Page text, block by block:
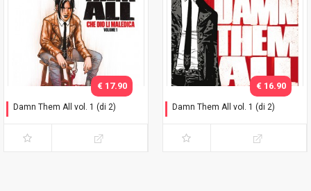
Damn Them All vol. 1 (di 2)
€ 17.90
Damn Them All vol. 1 (di 2)
€ 16.90